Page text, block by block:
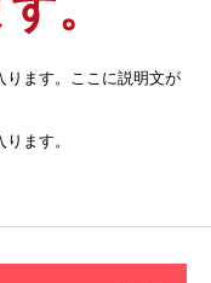
ります。ここに説明文が
ます。